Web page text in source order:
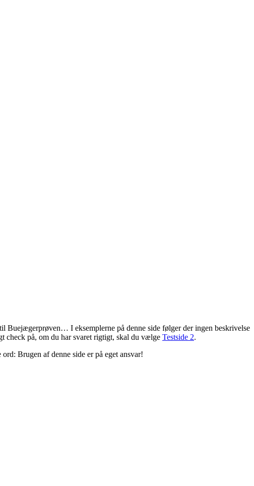
Buejægerprøven… I eksemplerne på denne side følger der ingen beskrivelse
check på, om du har svaret rigtigt, skal du vælge Testside 2.
Brugen af denne side er på eget ansvar!